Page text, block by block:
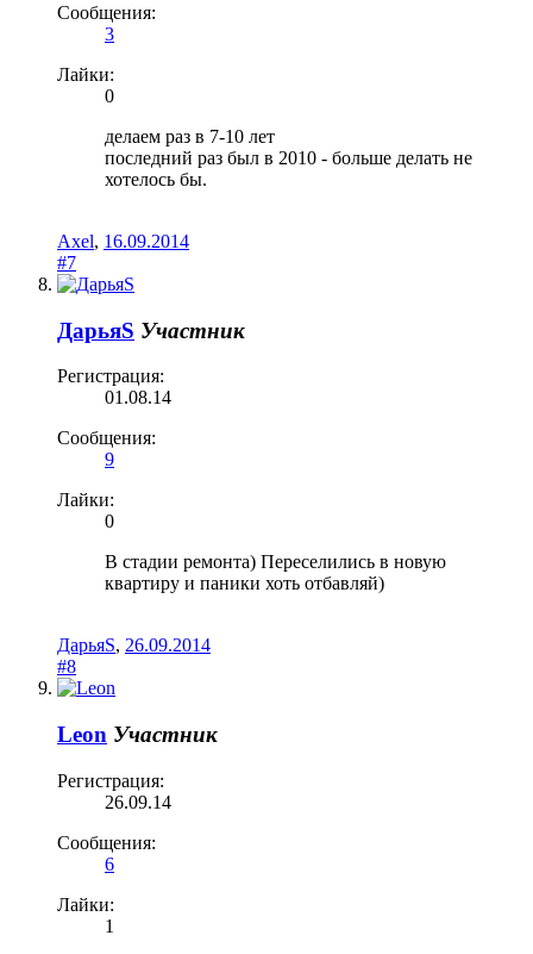
Сообщения:
3
Лайки:
0
делаем раз в 7-10 лет
последний раз был в 2010 - больше делать не
хотелось бы.
Axel, 16.09.2014
#7
ДарьяS Участник
Регистрация:
01.08.14
Сообщения:
9
Лайки:
0
В стадии ремонта) Переселились в новую
квартиру и паники хоть отбавляй)
ДарьяS, 26.09.2014
#8
Leon Участник
Регистрация:
26.09.14
Сообщения:
6
Лайки:
1